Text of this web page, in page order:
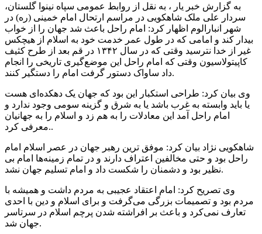
به گزارش خبر یار ، به نقل از روابط عمومی سپاه نینوا گلستان،
سردار علی ملک شاهکویی در مراسم ارتحال امام خمینی (ره) در
شهر انبارالوم اظهار کرد: امام راحل باعث شد جهان را از خواب
بیدار کند و امامی که در طول عمر خدمت خود به اسلام از هیچکس
غیر از خدا نترسید وقتی که در سال ۱۳۴۲ در قم بعد از طرح کثیف
کاپیتولاسیون وقتی که امام راحل این موضع‌گیری تاریخی را انجام
داد ساواک دستور گرفت امام را دستگیر کنند.
وی بیان کرد: طراحی استکبار این بود که جهان یک دهکده‌ای هست
یا باید وابسته به غرب باشد یا به شرق و گزینه سومی وجود ندارد و
امام راحل آمد این معادلات را به هم زد و اسلام را به جهانیان
معرفی کرد..
شاهکویی نژاد بیان کرد: موفق ترین رهبر جهان در عصر اسلام امام
راحل بود و حتی مخالفین اعتراف دارند و در تمام زمینه‌ها امام بی
نظیر بود و دشمنان را شکست داد و امام تسلیم جهان نشد.
وی تصریح کرد: امام اعتقاد عجیبی به مردم داشت و همیشه با
مردم بود و تصمیمات بزرگی می‌گرفت و برای اسلام و دین با احدی
تعارف نمی‌کرد و باعث بر افراشته شدن پرچم اسلام در سرتاسر
جهان شد.